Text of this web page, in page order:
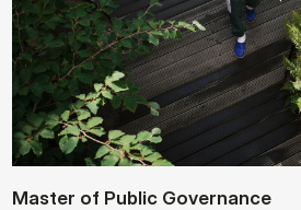
Ma­ster of Pu­blic Gover­nan­ce